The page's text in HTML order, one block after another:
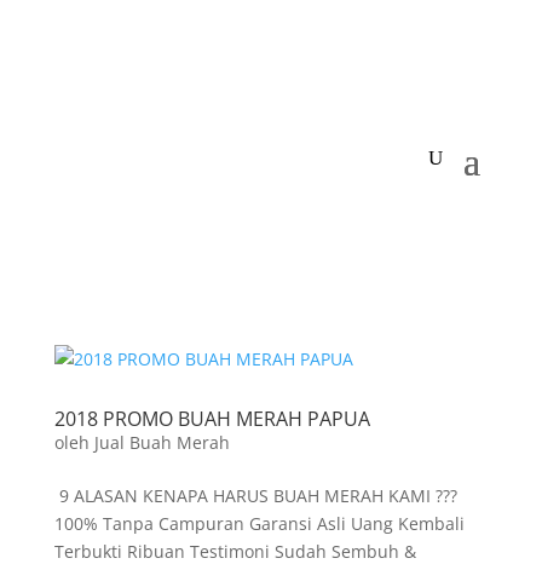
2018 PROMO BUAH MERAH PAPUA
oleh Jual Buah Merah
9 ALASAN KENAPA HARUS BUAH MERAH KAMI ???
100% Tanpa Campuran Garansi Asli Uang Kembali
Terbukti Ribuan Testimoni Sudah Sembuh &